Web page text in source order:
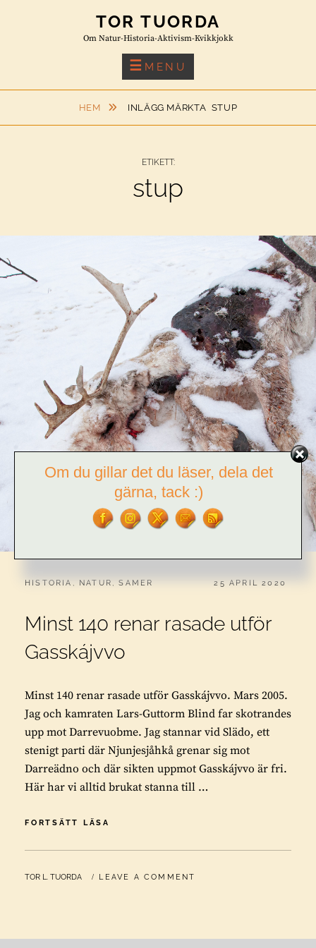
TOR TUORDA
Om Natur-Historia-Aktivism-Kvikkjokk
MENU
HEM INLÄGG MÄRKTA STUP
ETIKETT:
stup
CATEGORIES:
HISTORIA , NATUR ,SAMER PUBLICERAT
25 APRIL 2020
Minst 140 renar rasade utför
Gasskájvvo
Minst 140 renar rasade utför Gasskájvvo. Mars 2005.
Jag och kamraten Lars-Guttorm Blind far skotrandes
upp mot Darrevuobme. Jag stannar vid Slädo, ett
stenigt parti där Njunjesjåhkå grenar sig mot
Darreädno och där sikten uppmot Gasskájvvo är fri.
Här har vi alltid brukat stanna till …
FORTSÄTT LÄSA
RENAR
UTFÖR
BY
TOR L. TUORDA LEAVE A COMMENT
Om du gillar det du läser, dela det
gärna, tack :)